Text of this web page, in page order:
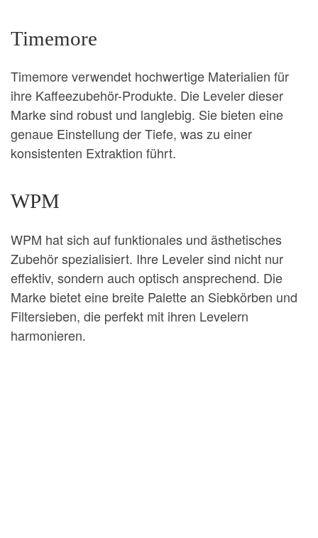
Timemore
Timemore verwendet hochwertige Materialien für
ihre Kaffeezubehör-Produkte. Die Leveler dieser
Marke sind robust und langlebig. Sie bieten eine
genaue Einstellung der Tiefe, was zu einer
konsistenten Extraktion führt.
WPM
WPM hat sich auf funktionales und ästhetisches
Zubehör spezialisiert. Ihre Leveler sind nicht nur
effektiv, sondern auch optisch ansprechend. Die
Marke bietet eine breite Palette an Siebkörben und
Filtersieben, die perfekt mit ihren Levelern
harmonieren.